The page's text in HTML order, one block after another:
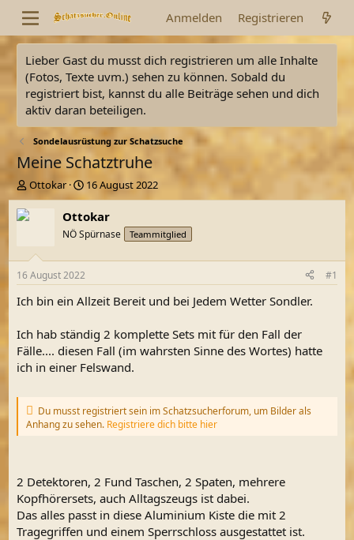
Anmelden Registrieren
Lieber Gast du musst dich registrieren um alle Inhalte
(Fotos, Texte uvm.) sehen zu können. Sobald du
registriert bist, kannst du alle Beiträge sehen und dich
aktiv daran beteiligen.
Sondelausrüstung zur Schatzsuche
Meine Schatztruhe
E
r
s
e
r
Ottokar
E
r
s
e
t
a
16 August 2022
Ottokar
NÖ Spürnase Teammitglied
16 August 2022 #1
Ich bin ein Allzeit Bereit und bei Jedem Wetter Sondler.
Ich hab ständig 2 komplette Sets mit für den Fall der
Fälle.... diesen Fall (im wahrsten Sinne des Wortes) hatte
ich in einer Felswand.
Du musst registriert sein im Schatzsucherforum, um Bilder als
Anhang zu sehen. Registriere dich bitte hier
2 Detektoren, 2 Fund Taschen, 2 Spaten, mehrere
Kopfhörersets, auch Alltagszeugs ist dabei.
Das alles passt in diese Aluminium Kiste die mit 2
Tragegriffen und einem Sperrschloss ausgestattet ist.